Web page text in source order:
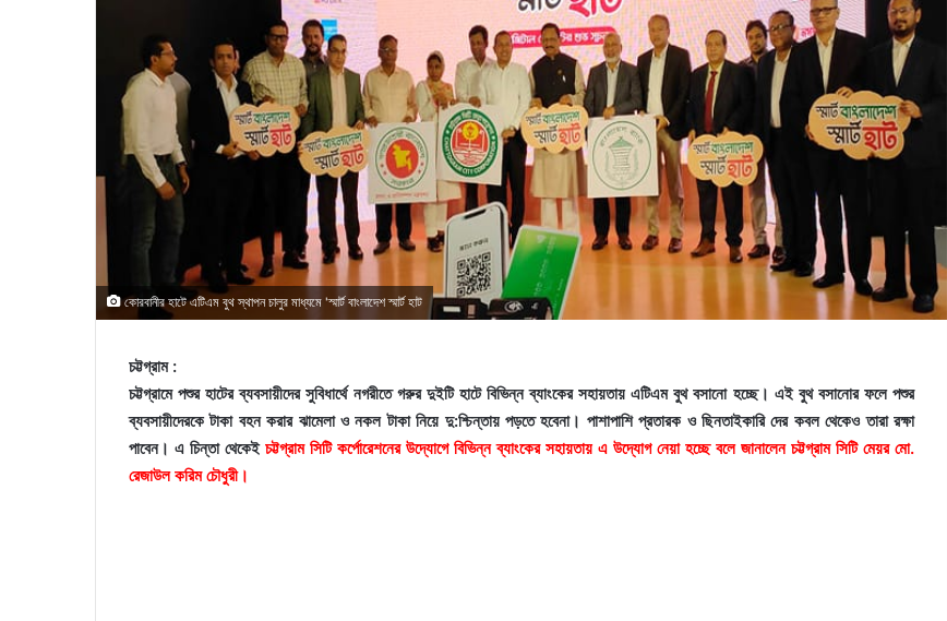
কোরবানীর হাটে এটিএম বুথ স্থাপন চালুর মাধ্যমে 'স্মার্ট বাংলাদেশ স্মার্ট হাট
চট্টগ্রাম :
চট্টগ্রামে পশুর হাটের ব্যবসায়ীদের সুবিধার্থে নগরীতে গরুর দুইটি হাটে বিভিন্ন ব্যাংকের সহায়তায় এটিএম বুথ বসানো হচ্ছে। এই বুথ বসানোর ফলে পশুর
ব্যবসায়ীদেরকে টাকা বহন করার ঝামেলা ও নকল টাকা নিয়ে দু:শ্চিন্তায় পড়তে হবেনা। পাশাপাশি প্রতারক ও ছিনতাইকারি দের কবল থেকেও তারা রক্ষা
পাবেন। এ চিন্তা থেকেই চট্টগ্রাম সিটি কর্পোরেশনের উদ্যোগে বিভিন্ন ব্যাংকের সহায়তায় এ উদ্যোগ নেয়া হচ্ছে বলে জানালেন চট্টগ্রাম সিটি মেয়র মো.
রেজাউল করিম চৌধুরী।